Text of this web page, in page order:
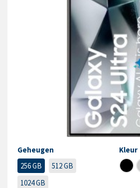
Geheugen
256 GB
512 GB
1024 GB
Kleur